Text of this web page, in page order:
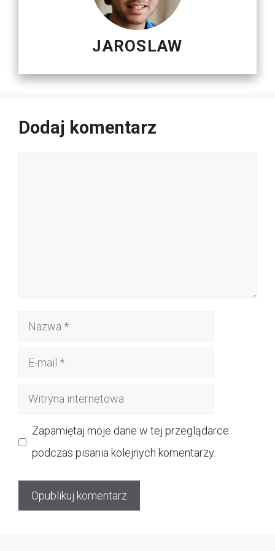
JAROSLAW
Dodaj komentarz
Nazwa
Witryna
Zapamiętaj moje dane w tej przeglądarce
podczas pisania kolejnych komentarzy.